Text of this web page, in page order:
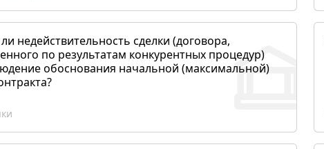
недействительность сделки (договора,
по результатам конкурентных процедур)
обоснования начальной (максимальной)